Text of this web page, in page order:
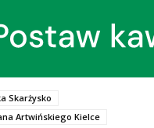
Skarżysko
Artwińskiego Kielce